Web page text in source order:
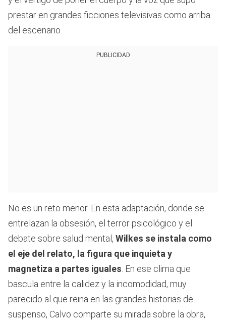
prestar en grandes ficciones televisivas como arriba
del escenario.
PUBLICIDAD
No es un reto menor. En esta adaptación, donde se
entrelazan la obsesión, el terror psicológico y el
debate sobre salud mental, Wilkes se instala como
el eje del relato, la figura que inquieta y
magnetiza a partes iguales . En ese clima que
bascula entre la calidez y la incomodidad, muy
parecido al que reina en las grandes historias de
suspenso, Calvo comparte su mirada sobre la obra,